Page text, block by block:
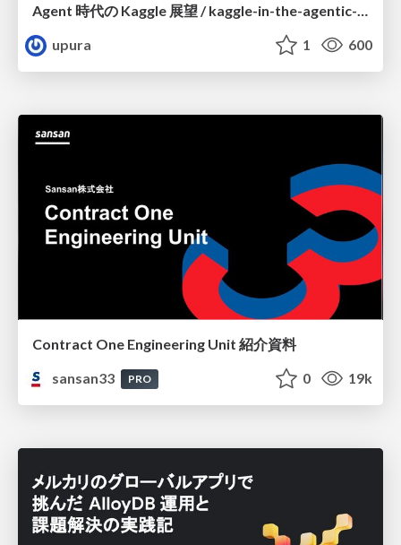
Agent 時代の Kaggle 展望 / kaggle-in-the-agentic-era
upura
1 600
Contract One Engineering Unit 紹介資料
sansan33
PRO 0 19k